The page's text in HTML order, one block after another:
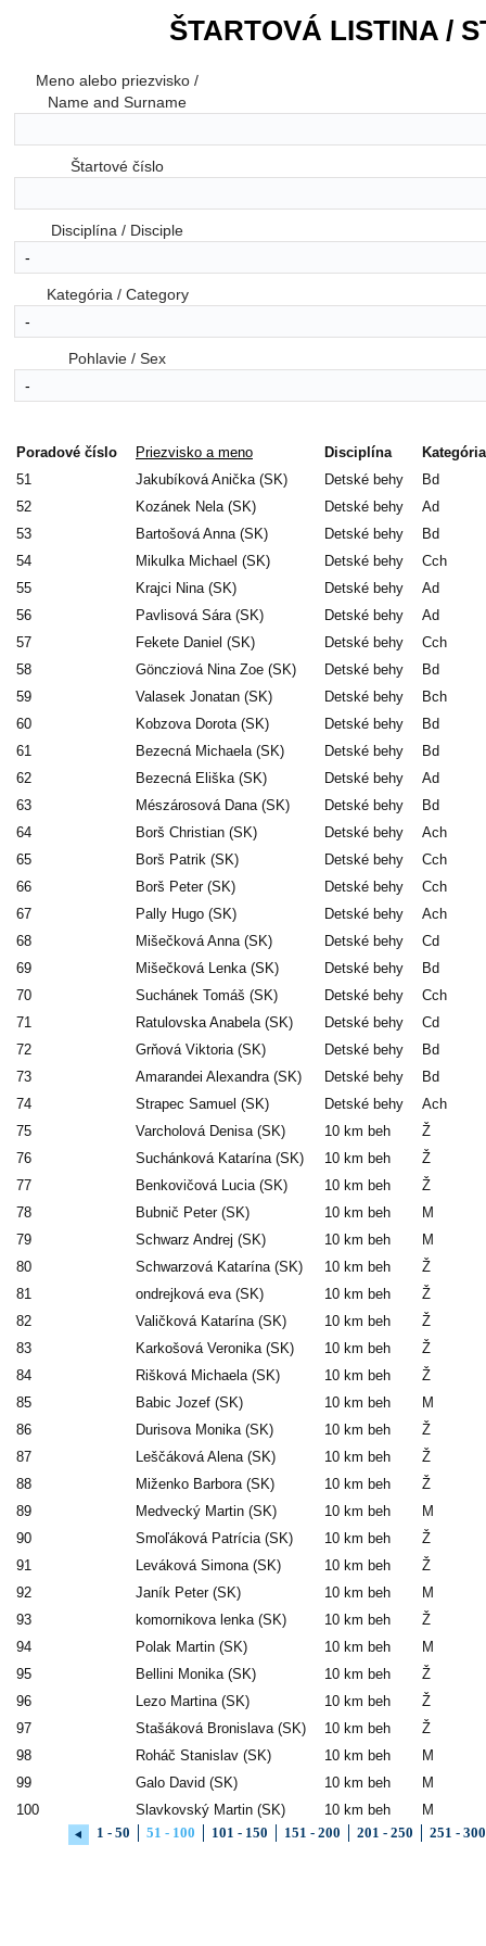
ŠTARTOVÁ LISTINA /
Meno alebo priezvisko /
Name and Surname
Štartové číslo
Disciplína / Disciple
Kategória / Category
Pohlavie / Sex
Poradové číslo Priezvisko a meno Disciplína
Kategória
51
Jakubíková Anička (SK) Detské behy
Bd
52
Kozánek Nela (SK) Detské behy
Ad
53
Bartošová Anna (SK) Detské behy
Bd
54
Mikulka Michael (SK) Detské behy
Cch
55
Krajci Nina (SK) Detské behy
Ad
56
Pavlisová Sára (SK) Detské behy
Ad
57
Fekete Daniel (SK) Detské behy
Cch
58
Göncziová Nina Zoe (SK) Detské behy
Bd
59
Valasek Jonatan (SK) Detské behy
Bch
60
Kobzova Dorota (SK) Detské behy
Bd
61
Bezecná Michaela (SK) Detské behy
Bd
62
Bezecná Eliška (SK) Detské behy
Ad
63
Mészárosová Dana (SK) Detské behy
Bd
64
Borš Christian (SK) Detské behy
Ach
65
Borš Patrik (SK) Detské behy
Cch
66
Borš Peter (SK) Detské behy
Cch
67
Pally Hugo (SK) Detské behy
Ach
68
Mišečková Anna (SK) Detské behy
Cd
69
Mišečková Lenka (SK) Detské behy
Bd
70
Suchánek Tomáš (SK) Detské behy
Cch
71
Ratulovska Anabela (SK) Detské behy
Cd
72
Grňová Viktoria (SK) Detské behy
Bd
73
Amarandei Alexandra (SK) Detské behy
Bd
74
Strapec Samuel (SK) Detské behy
Ach
75
Varcholová Denisa (SK) 10 km beh
Ž
76
Suchánková Katarína (SK) 10 km beh
Ž
77
Benkovičová Lucia (SK) 10 km beh
Ž
78
Bubnič Peter (SK) 10 km beh
M
79
Schwarz Andrej (SK) 10 km beh
M
80
Schwarzová Katarína (SK) 10 km beh
Ž
81
ondrejková eva (SK) 10 km beh
Ž
82
Valičková Katarína (SK) 10 km beh
Ž
83
Karkošová Veronika (SK) 10 km beh
Ž
84
Rišková Michaela (SK) 10 km beh
Ž
85
Babic Jozef (SK) 10 km beh
M
86
Durisova Monika (SK) 10 km beh
Ž
87
Leščáková Alena (SK) 10 km beh
Ž
88
Miženko Barbora (SK) 10 km beh
Ž
89
Medvecký Martin (SK) 10 km beh
M
90
Smoľáková Patrícia (SK) 10 km beh
Ž
91
Leváková Simona (SK) 10 km beh
Ž
92
Janík Peter (SK) 10 km beh
M
93
komornikova lenka (SK) 10 km beh
Ž
94
Polak Martin (SK) 10 km beh
M
95
Bellini Monika (SK) 10 km beh
Ž
96
Lezo Martina (SK) 10 km beh
Ž
97
Stašáková Bronislava (SK) 10 km beh
Ž
98
Roháč Stanislav (SK) 10 km beh
M
99
Galo David (SK) 10 km beh
M
100
Slavkovský Martin (SK) 10 km beh
M
1 - 50
51 - 100 101 - 150 151 - 200 201 - 250 251 - 300